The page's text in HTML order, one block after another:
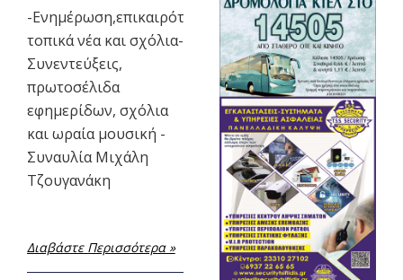
-Ενημέρωση,επικαιρότητα,
τοπικά νέα και σχόλια-
Συνεντεύξεις,
πρωτοσέλιδα
εφημερίδων, σχόλια
και ωραία μουσική -
Συναυλία Μιχάλη
Τζουγανάκη
Διαβάστε Περισσότερα »